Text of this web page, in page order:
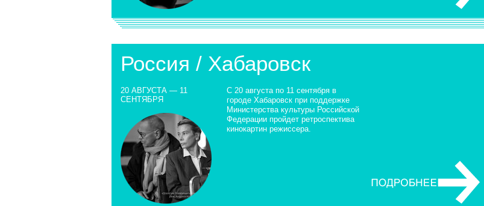
Россия / Хабаровск
20 АВГУСТА — 11
СЕНТЯБРЯ
С 20 августа по 11 сентября в
городе Хабаровск при поддержке
Министерства культуры Российской
Федерации пройдет ретроспектива
кинокартин режиссера.